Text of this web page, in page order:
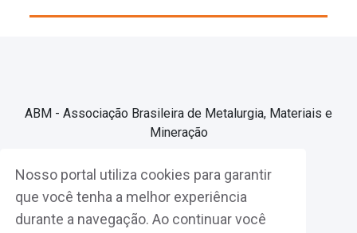
Nosso portal utiliza cookies para garantir
que você tenha a melhor experiência
durante a navegação. Ao continuar você
ABM - Associação Brasileira de Metalurgia, Materiais e
Mineração
Associe-se